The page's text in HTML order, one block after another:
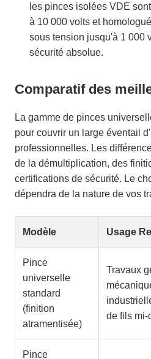
les pinces isolées VDE
à 10 000 volts et
sous tension jusqu'à 1 000
sécurité absolue.
Comparatif des
La gamme de pinces
pour couvrir un large éventail
professionnelles. Les
de la démultiplication, des
certifications de sécurité. Le
dépendra de la nature de vos
Modèle Usage
Pince
universelle
standard
(finition
atramentisée)
Travaux
de fils mi-
Pince